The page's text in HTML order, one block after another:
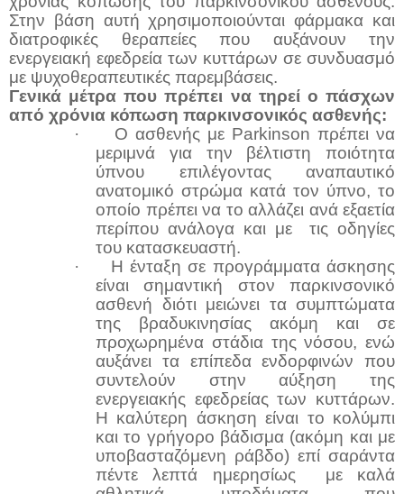
Στην βάση αυτή χρησιμοποιούνται φάρμακα και
διατροφικές θεραπείες που αυξάνουν την
ενεργειακή εφεδρεία των κυττάρων σε συνδυασμό
με ψυχοθεραπευτικές παρεμβάσεις.
Γενικά μέτρα που πρέπει να τηρεί ο πάσχων
από χρόνια κόπωση παρκινσονικός ασθενής:
·
Ο ασθενής με Parkinson πρέπει να
μεριμνά για την βέλτιστη ποιότητα
ύπνου επιλέγοντας αναπαυτικό
ανατομικό στρώμα κατά τον ύπνο, το
οποίο πρέπει να το αλλάζει ανά εξαετία
περίπου ανάλογα και με τις οδηγίες
του κατασκευαστή.
·
Η ένταξη σε προγράμματα άσκησης
είναι σημαντική στον παρκινσονικό
ασθενή διότι μειώνει τα συμπτώματα
της βραδυκινησίας ακόμη και σε
προχωρημένα στάδια της νόσου, ενώ
αυξάνει τα επίπεδα ενδορφινών που
συντελούν στην αύξηση της
ενεργειακής εφεδρείας των κυττάρων.
Η καλύτερη άσκηση είναι το κολύμπι
και το γρήγορο βάδισμα (ακόμη και με
υποβασταζόμενη ράβδο) επί σαράντα
πέντε λεπτά ημερησίως με καλά